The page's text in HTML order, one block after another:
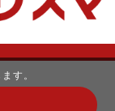
す。